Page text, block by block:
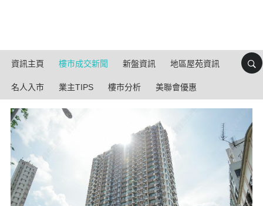
資訊主頁 樓市成交新聞 新盤資訊 地區屋苑資訊
名人入市 業主TIPS 樓市分析 美聯會優惠